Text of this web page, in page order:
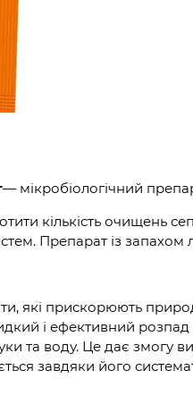
— мікробіологічний
кількість очищень
Препарат із запахом
які прискорюють
і ефективний
та воду. Це дає змогу
завдяки його